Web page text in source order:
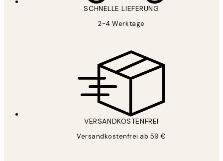
SCHNELLE LIEFERUNG
2-4 Werktage
VERSANDKOSTENFREI
Versandkostenfrei ab 59 €